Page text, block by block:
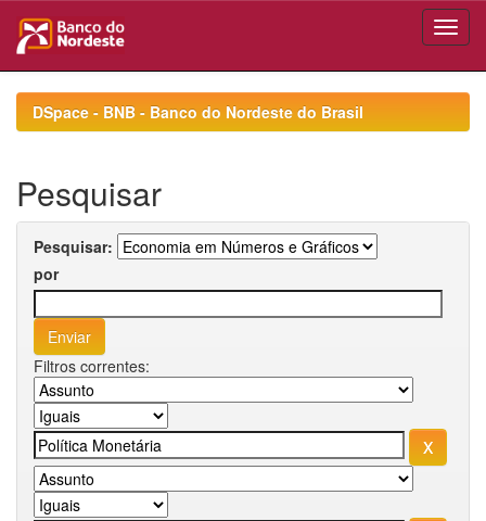
navigationDSpace - BNB - Banco do Nordeste do Brasil
Pesquisar
Pesquisar:
por
Filtros correntes: